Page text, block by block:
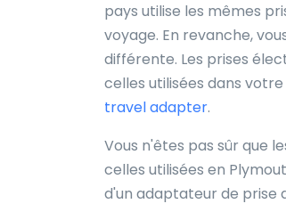
pays utilise les mêmes
voyage. En revanche,
différente. Les prises
celles utilisées dans
travel adapter.
Vous n'êtes pas sûr que
celles utilisées en
d'un adaptateur de prise